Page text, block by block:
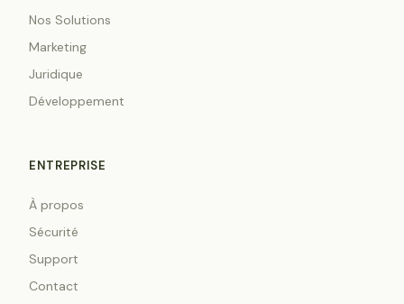
Nos Solutions
Marketing
Juridique
Développement
ENTREPRISE
À propos
Sécurité
Support
Contact